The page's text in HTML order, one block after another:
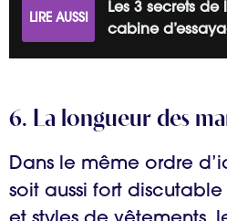
LIRE AUSSI
Les 3 secrets de
cabine
6. La longueur des
Dans le même ordre
soit aussi fort